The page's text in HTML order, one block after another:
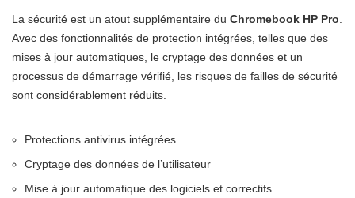
La sécurité est un atout supplémentaire du Chromebook HP Pro
Avec des fonctionnalités de protection intégrées, telles que des
mises à jour automatiques, le cryptage des données et un
processus de démarrage vérifié, les risques de failles de sécurité
sont considérablement réduits.
Protections antivirus intégrées
Cryptage des données de l’utilisateur
Mise à jour automatique des logiciels et correctifs